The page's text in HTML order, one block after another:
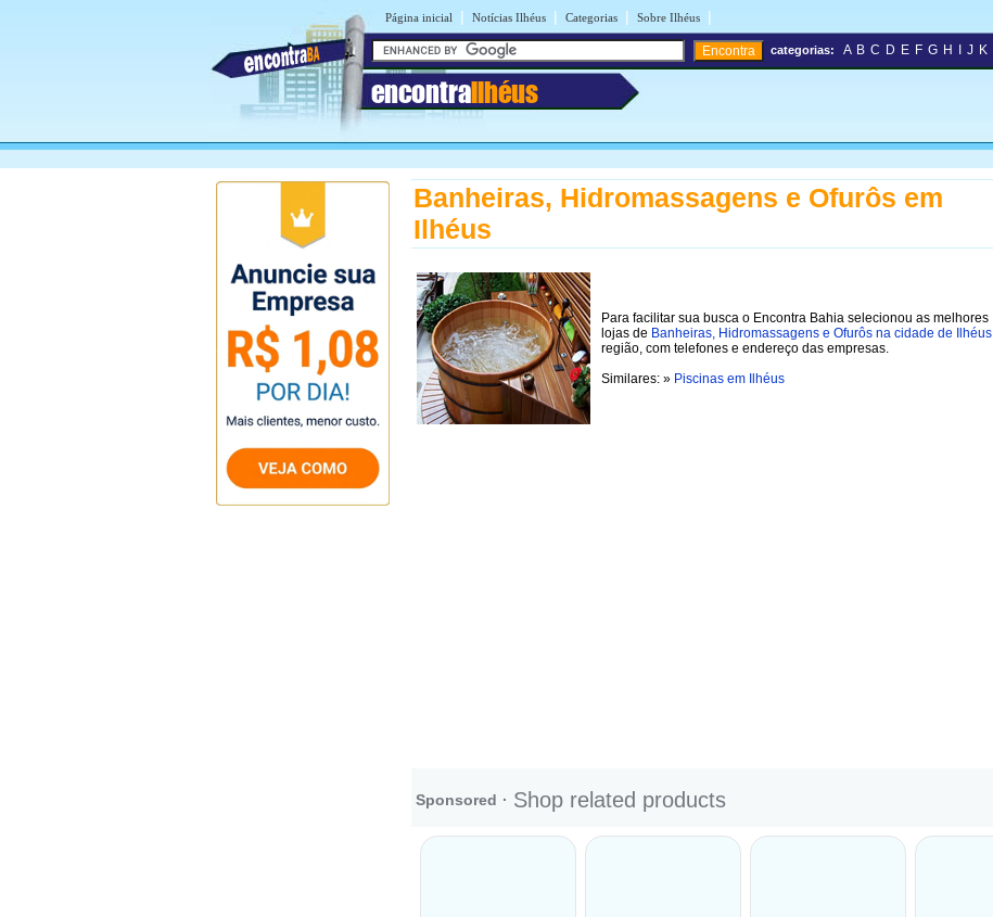
Página inicial | Notícias Ilhéus | Categorias | Sobre Ilhéus |
encontraIlhéus
categorias: A B C D E F G H J K
Banheiras, Hidromassagens e Ofurôs em
Ilhéus
Para facilitar sua busca o Encontra Bahia selecionou as melhores
lojas de Banheiras, Hidromassagens e Ofurôs na cidade de Ilhéus
região, com telefones e endereço das empresas.
Similares: » Piscinas em Ilhéus